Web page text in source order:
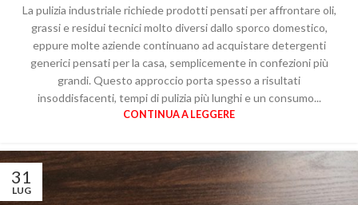
La pulizia industriale richiede prodotti pensati per affrontare oli,
grassi e residui tecnici molto diversi dallo sporco domestico,
eppure molte aziende continuano ad acquistare detergenti
generici pensati per la casa, semplicemente in confezioni più
grandi. Questo approccio porta spesso a risultati
insoddisfacenti, tempi di pulizia più lunghi e un consumo...
CONTINUA A LEGGERE
31
LUG